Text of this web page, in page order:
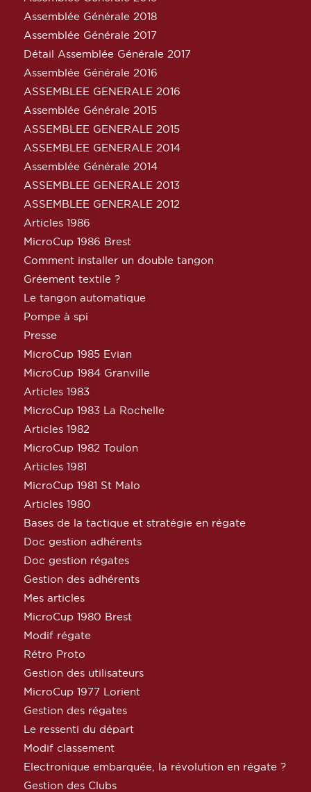
Assemblée Générale 2018
Assemblée Générale 2017
Détail Assemblée Générale 2017
Assemblée Générale 2016
ASSEMBLEE GENERALE 2016
Assemblée Générale 2015
ASSEMBLEE GENERALE 2015
ASSEMBLEE GENERALE 2014
Assemblée Générale 2014
ASSEMBLEE GENERALE 2013
ASSEMBLEE GENERALE 2012
Articles 1986
MicroCup 1986 Brest
Comment installer un double tangon
Gréement textile ?
Le tangon automatique
Pompe à spi
Presse
MicroCup 1985 Evian
MicroCup 1984 Granville
Articles 1983
MicroCup 1983 La Rochelle
Articles 1982
MicroCup 1982 Toulon
Articles 1981
MicroCup 1981 St Malo
Articles 1980
Bases de la tactique et stratégie en régate
Doc gestion adhérents
Doc gestion régates
Gestion des adhérents
Mes articles
MicroCup 1980 Brest
Modif régate
Rétro Proto
Gestion des utilisateurs
MicroCup 1977 Lorient
Gestion des régates
Le ressenti du départ
Modif classement
Electronique embarquée, la révolution en régate ?
Gestion des Clubs